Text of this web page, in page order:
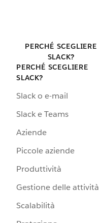
PERCHÉ SCEGLIERE
SLACK?
PERCHÉ SCEGLIERE
SLACK?
Slack o e-mail
Slack e Teams
Aziende
Piccole aziende
Produttività
Gestione delle attività
Scalabilità